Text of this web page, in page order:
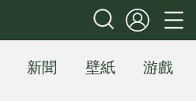
新聞 壁紙 游戲